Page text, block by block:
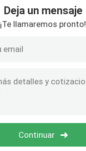
Deja un mensaje
¡Te llamaremos pronto!